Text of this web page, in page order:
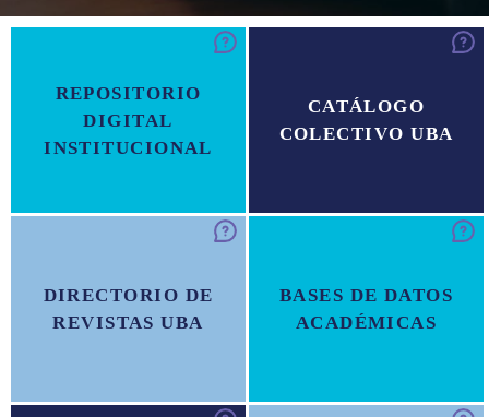
REPOSITORIO
DIGITAL
INSTITUCIONAL
CATÁLOGO
COLECTIVO UBA
DIRECTORIO DE
REVISTAS UBA
BASES DE DATOS
ACADÉMICAS